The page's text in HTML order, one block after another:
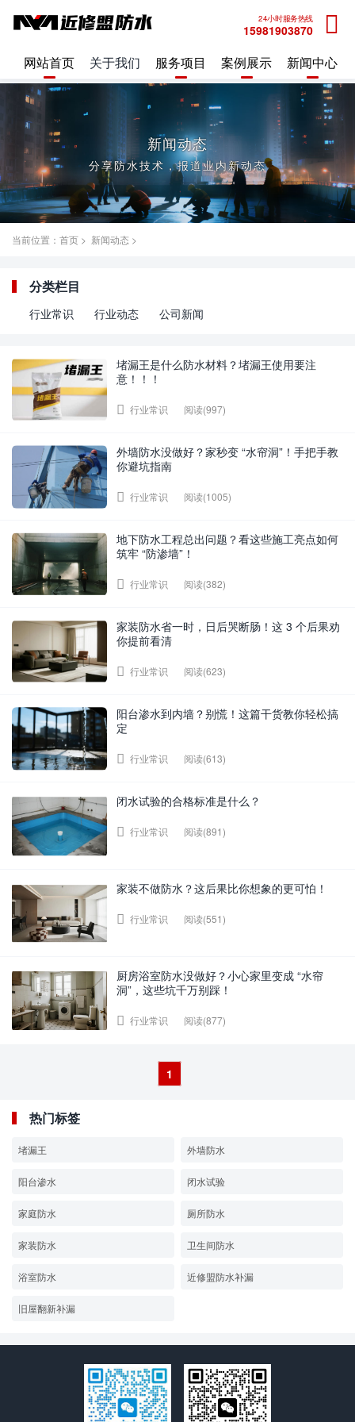
24小时服务热线
15981903870
网站首页 关于我们 服务项目 案例展示 新闻中心
新闻动态
分享防水技术，报道业内新动态
当前位置： 首页 > 新闻动态 >
分类栏目
行业常识 行业动态 公司新闻
堵漏王是什么防水材料？堵漏王使用要注
意！！！
行业常识 阅读(997)
外墙防水没做好？家秒变 “水帘洞”！手把手教
你避坑指南​
行业常识 阅读(1005)
地下防水工程总出问题？看这些施工亮点如何
筑牢 “防渗墙”！
行业常识 阅读(382)
家装防水省一时，日后哭断肠！这 3 个后果劝
你提前看清
行业常识 阅读(623)
阳台渗水到内墙？别慌！这篇干货教你轻松搞
定
行业常识 阅读(613)
闭水试验的合格标准是什么？
行业常识 阅读(891)
家装不做防水？这后果比你想象的更可怕！​
行业常识 阅读(551)
厨房浴室防水没做好？小心家里变成 “水帘
洞”，这些坑千万别踩！​
行业常识 阅读(877)
1
热门标签
堵漏王 外墙防水
阳台渗水 闭水试验
家庭防水 厕所防水
家装防水 卫生间防水
浴室防水 近修盟防水补漏
旧屋翻新补漏